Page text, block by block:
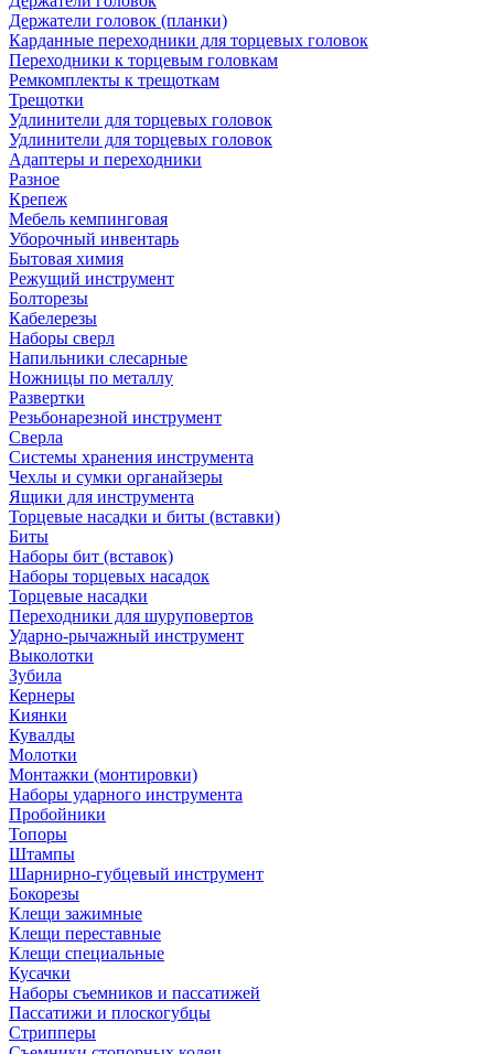
Держатели головок (планки)
Карданные переходники для торцевых головок
Переходники к торцевым головкам
Ремкомплекты к трещоткам
Трещотки
Удлинители для торцевых головок
Удлинители для торцевых головок
Адаптеры и переходники
Разное
Крепеж
Мебель кемпинговая
Уборочный инвентарь
Бытовая химия
Режущий инструмент
Болторезы
Кабелерезы
Наборы сверл
Напильники слесарные
Ножницы по металлу
Развертки
Резьбонарезной инструмент
Сверла
Системы хранения инструмента
Чехлы и сумки органайзеры
Ящики для инструмента
Торцевые насадки и биты (вставки)
Биты
Наборы бит (вставок)
Наборы торцевых насадок
Торцевые насадки
Переходники для шуруповертов
Ударно-рычажный инструмент
Выколотки
Зубила
Кернеры
Киянки
Кувалды
Молотки
Монтажки (монтировки)
Наборы ударного инструмента
Пробойники
Топоры
Штампы
Шарнирно-губцевый инструмент
Бокорезы
Клещи зажимные
Клещи переставные
Клещи специальные
Кусачки
Наборы съемников и пассатижей
Пассатижи и плоскогубцы
Стрипперы